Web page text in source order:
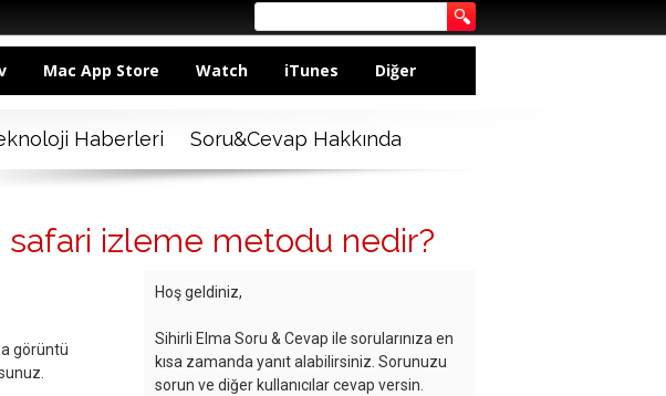
Mac App Store Watch iTunes Diğer
Haberleri Soru&Cevap Hakkında
izleme metodu nedir?
görüntü
Hoş geldiniz,
Sihirli Elma Soru & Cevap ile sorularınıza en
kısa zamanda yanıt alabilirsiniz. Sorunuzu
sorun ve diğer kullanıcılar cevap versin.